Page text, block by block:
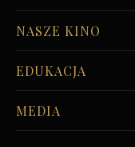
NASZE KINO
EDUKACJA
MEDIA